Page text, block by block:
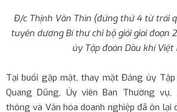
Đ/c Thịnh Văn Thìn (đứng thứ 4 từ trái
tuyên dương Bí thư chi bộ giỏi giai đoạn
ủy Tập đoàn Dầu khí Việt
Tại buổi gặp mặt, thay mặt Đảng ủy
Quang Dũng, Ủy viên Ban Thường vụ,
thông và Văn hóa doanh nghiệp đã ôn lại